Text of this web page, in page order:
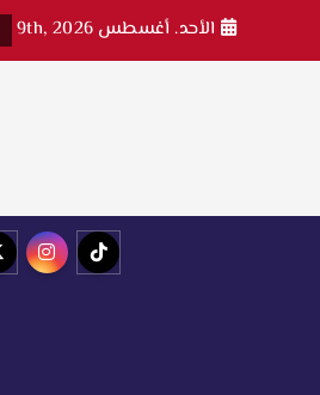
الأحد. أغسطس 9th, 2026